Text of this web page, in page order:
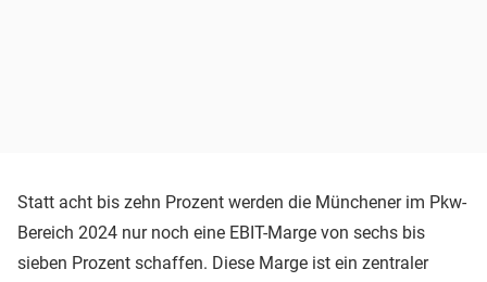
Statt acht bis zehn Prozent werden die Münchener im Pkw-
Bereich 2024 nur noch eine EBIT-Marge von sechs bis
sieben Prozent schaffen. Diese Marge ist ein zentraler